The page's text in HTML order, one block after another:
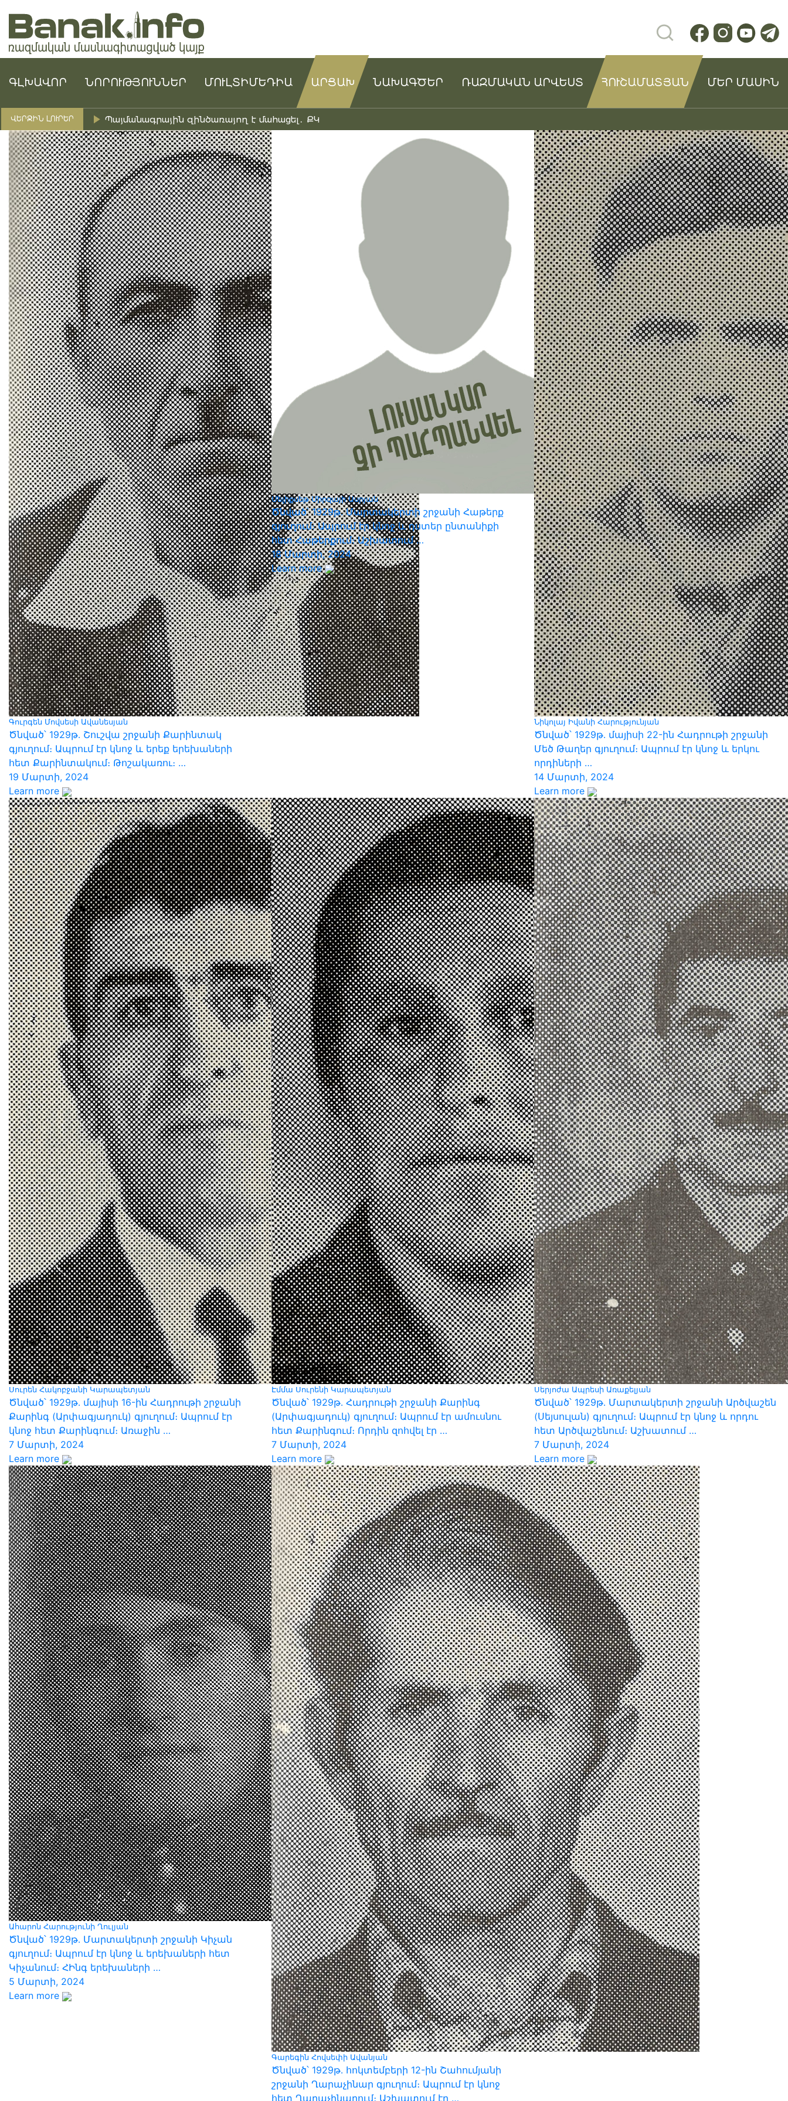
ԳԼԽԱՎՈՐ ՆՈՐՈՒԹՅՈՒՆՆԵՐ ՄՈՒԼՏԻՄԵԴԻԱ ԱՐՑԱԽ ՆԱԽԱԳԾԵՐ ՌԱԶՄԱԿԱՆ ԱՐՎԵՍՏ ՀՈՒՇԱՄԱՏՅԱՆ ՄԵՐ ՄԱՍԻՆ
ՎԵՐՋԻՆ ԼՈՒՐԵՐ Պայմանագրային զինծառայող է մահացել․ ՔԿ
Գուրգեն Մովսեսի Ավանեսյան
Ծնված՝ 1929թ․ Շուշվա շրջանի Քարինտակ
գյուղում։ Ապրում էր կնոջ և երեք երեխաների
հետ Քարինտակում։ Թոշակառու։ …
19 Մարտի, 2024
Learn more
Մելիքսեթ Միրզայի Ասրյան
Ծնված՝ 1929թ․ Մարտակերտի շրջանի Հաթերք
գյուղում։ Ապրում էր կնոջ և դստեր ընտանիքի
հետ Հաթերքում։ Աշխատում …
18 Մարտի, 2024
Learn more
Նիկոլայ Իվանի Հարությունյան
Ծնված՝ 1929թ․ մայիսի 22-ին Հադրութի շրջանի
Մեծ Թաղեր գյուղում։ Ապրում էր կնոջ և երկու
որդիների …
14 Մարտի, 2024
Learn more
Սուրեն Հակոբջանի Կարապետյան
Ծնված՝ 1929թ․ մայիսի 16-ին Հադրութի շրջանի
Քարինգ (Արփագյադուկ) գյուղում։ Ապրում էր
կնոջ հետ Քարինգում։ Առաջին …
7 Մարտի, 2024
Learn more
Էմմա Սուրենի Կարապետյան
Ծնված՝ 1929թ․ Հադրութի շրջանի Քարինգ
(Արփագյադուկ) գյուղում։ Ապրում էր ամուսնու
հետ Քարինգում։ Որդին զոհվել էր …
7 Մարտի, 2024
Learn more
Սերյոժա Ապրեսի Առաքելյան
Ծնված՝ 1929թ․ Մարտակերտի շրջանի Արծվաշեն
(Սեյսուլան) գյուղում։ Ապրում էր կնոջ և որդու
հետ Արծվաշենում։ Աշխատում …
7 Մարտի, 2024
Learn more
Ահարոն Հարությունի Ղուլյան
Ծնված՝ 1929թ․ Մարտակերտի շրջանի Կիչան
գյուղում։ Ապրում էր կնոջ և երեխաների հետ
Կիչանում։ ՀԻնգ երեխաների …
5 Մարտի, 2024
Learn more
Գարեգին Հովսեփի Ավանյան
Ծնված՝ 1929թ․ հոկտեմբերի 12-ին Շահումյանի
շրջանի Ղարաչինար գյուղում։ Ապրում էր կնոջ
հետ Ղարաչինարում։ Աշխատում էր …